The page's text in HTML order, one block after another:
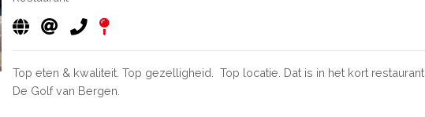
Top eten & kwaliteit. Top gezelligheid. Top locatie. Dat is in het kort restaurant
De Golf van Bergen.